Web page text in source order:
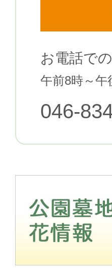
お電話で
午前8時～午
046-